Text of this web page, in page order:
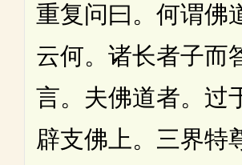
重复问曰。何谓佛
云何。诸长者子而
言。夫佛道者。过
辟支佛上。三界特